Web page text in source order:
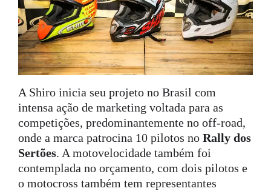
A Shiro inicia seu projeto no Brasil com
intensa ação de marketing voltada para as
competições, predominantemente no off-road,
onde a marca patrocina 10 pilotos no Rally dos
Sertões. A motovelocidade também foi
contemplada no orçamento, com dois pilotos e
o motocross também tem representantes